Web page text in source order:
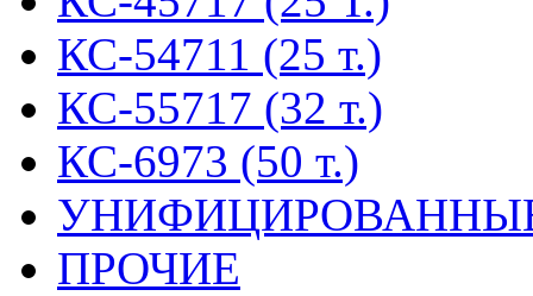
КС-54711 (25 т.)
КС-55717 (32 т.)
КС-6973 (50 т.)
ПРОЧИЕ